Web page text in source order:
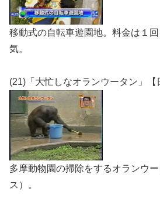
移動式の自転車遊園地。料金は１
気。
(21)「大忙しなオランウータン」【
多摩動物園の掃除をするオランウ
ス）。